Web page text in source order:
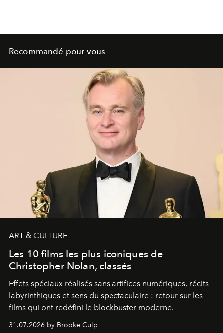
Recommandé pour vous
ART & CULTURE
Les 10 films les plus iconiques de
Christopher Nolan, classés
Effets spéciaux réalisés sans artifices numériques, récits
labyrinthiques et sens du spectaculaire : retour sur les
films qui ont redéfini le blockbuster moderne.
31.07.2026 by Brooke Culp